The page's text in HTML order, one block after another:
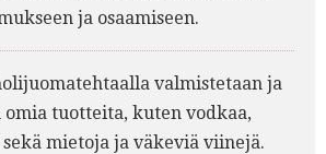
ja osaamiseen.
valmistetaan ja
tuotteita, kuten vodkaa,
mietoja ja väkeviä viinejä.